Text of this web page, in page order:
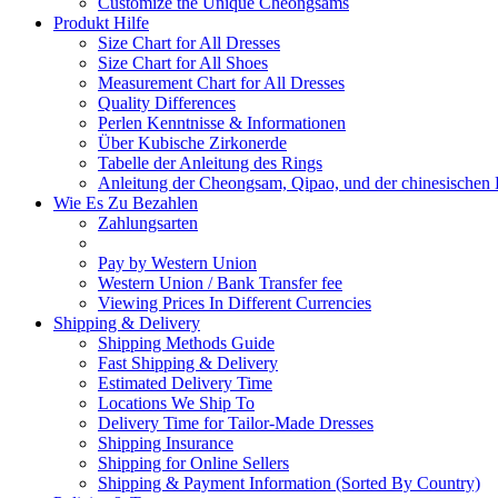
Produkt Hilfe
Size Chart for All Dresses
Size Chart for All Shoes
Measurement Chart for All Dresses
Quality Differences
Perlen Kenntnisse & Informationen
Über Kubische Zirkonerde
Tabelle der Anleitung des Rings
Anleitung der Cheongsam, Qipao, und der chinesischen
Wie Es Zu Bezahlen
Zahlungsarten
Pay by Western Union
Western Union / Bank Transfer fee
Viewing Prices In Different Currencies
Shipping & Delivery
Shipping Methods Guide
Fast Shipping & Delivery
Estimated Delivery Time
Locations We Ship To
Delivery Time for Tailor-Made Dresses
Shipping Insurance
Shipping for Online Sellers
Shipping & Payment Information (Sorted By Country)